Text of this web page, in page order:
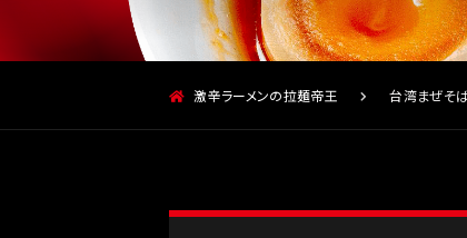
激辛ラーメンの拉麺帝王 台湾まぜそ